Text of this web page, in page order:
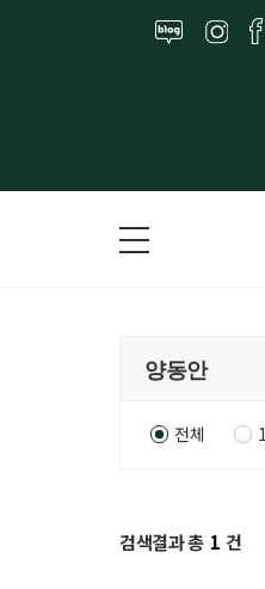
전체
검색결과 총 1 건